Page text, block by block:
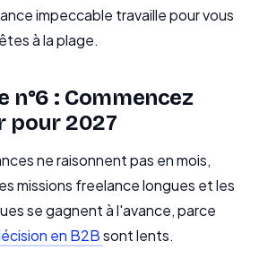
impeccable travaille pour vous
à la plage.
n°6 : Commencez
pour 2027
ne raisonnent pas en mois,
missions freelance longues et les
se gagnent à l'avance, parce
en B2Bsont lents.